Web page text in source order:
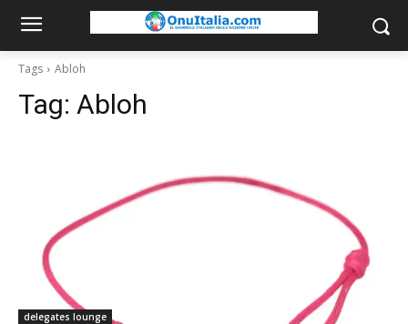
Tags Abloh
Tag: Abloh
delegates lounge